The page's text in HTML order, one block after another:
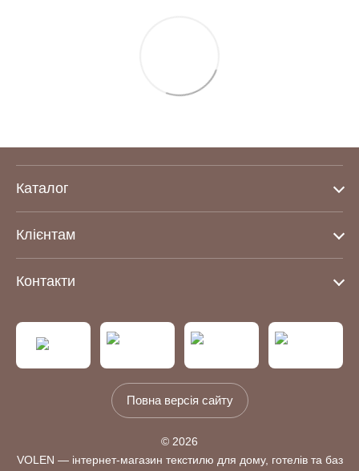
Каталог
Клієнтам
Контакти
Повна версія сайту
© 2026
VOLEN — інтернет-магазин текстилю для дому, готелів та баз